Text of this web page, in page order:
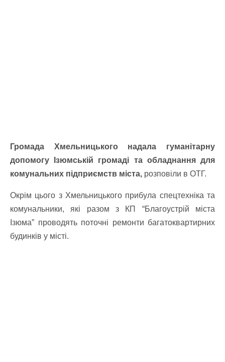
Громада Хмельницького надала гуманітарну
допомогу Ізюмській громаді та обладнання для
комунальних підприємств міста, розповіли в ОТГ.
Окрім цього з Хмельницького прибула спецтехніка та
комунальники, які разом з КП “Благоустрій міста
Ізюма” проводять поточні ремонти багатоквартирних
будинків у місті.